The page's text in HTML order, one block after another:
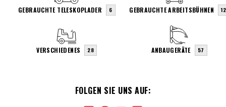
FOLGEN SIE UNS AUF:
GEBRAUCHTE TELESKOPLADER 6 GEBRAUCHTE ARBEITSBÜHNEN 12
VERSCHIEDENES 28 ANBAUGERÄTE 57